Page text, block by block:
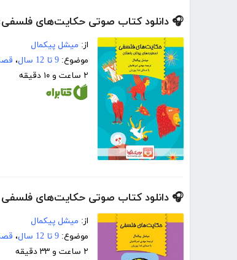
🎧 دانلود کتاب صوتی حکایت‌های
از: میشل پیکمال
موضوع: 9 تا 12 سال ،
۲ ساعت و ۱۰ دقیقه
🎧 دانلود کتاب صوتی حکایت‌های فلسفی
از: میشل پیکمال
موضوع: 9 تا 12 سال ،
۲ ساعت و ۳۳ دقیقه